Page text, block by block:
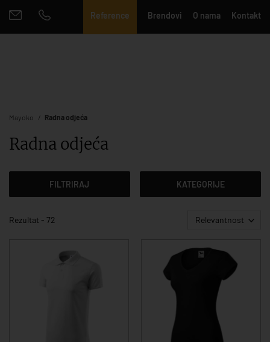
Reference Brendovi O nama Kontakt
Mayoko Radna odjeća
Radna odjeća
FILTRIRAJ KATEGORIJE
Rezultat - 72 Relevantnost